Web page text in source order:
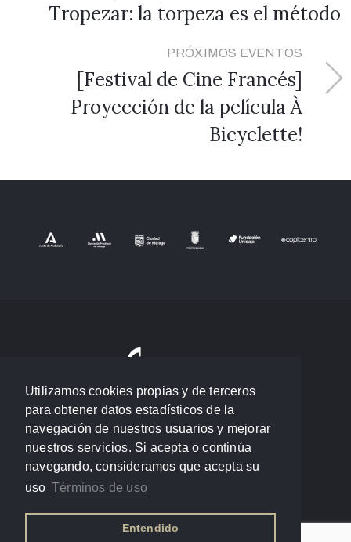
Utilizamos cookies propias y de terceros
para obtener datos estadísticos de la
navegación de nuestros usuarios y mejorar
nuestros servicios. Si acepta o continúa
navegando, consideramos que acepta su
uso Términos de uso
Entendido
Tropezar: la torpeza es el método
PRÓXIMOS EVENTOS
[Festival de Cine Francés]
Proyección de la película À
Bicyclette!
Política de privacidad